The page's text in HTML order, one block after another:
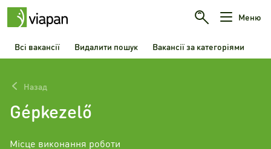
Меню
Всі вакансії Видалити пошук Вакансії за категоріями
Назад
Gépkezelő
Місце виконання роботи